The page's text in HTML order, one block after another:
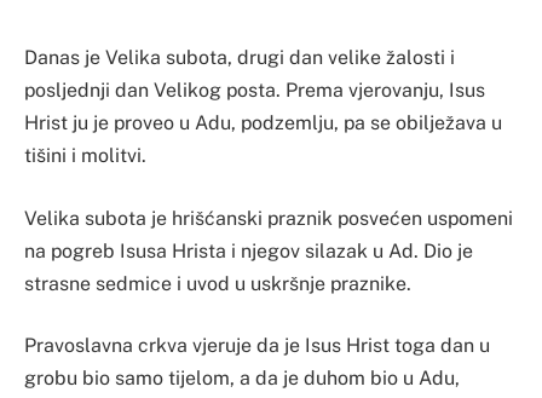
Danas je Velika subota, drugi dan velike žalosti i
posljednji dan Velikog posta. Prema vjerovanju, Isus
Hrist ju je proveo u Adu, podzemlju, pa se obilježava u
tišini i molitvi.
Velika subota je hrišćanski praznik posvećen uspomeni
na pogreb Isusa Hrista i njegov silazak u Ad. Dio je
strasne sedmice i uvod u uskršnje praznike.
Pravoslavna crkva vjeruje da je Isus Hrist toga dan u
grobu bio samo tijelom, a da je duhom bio u Adu,